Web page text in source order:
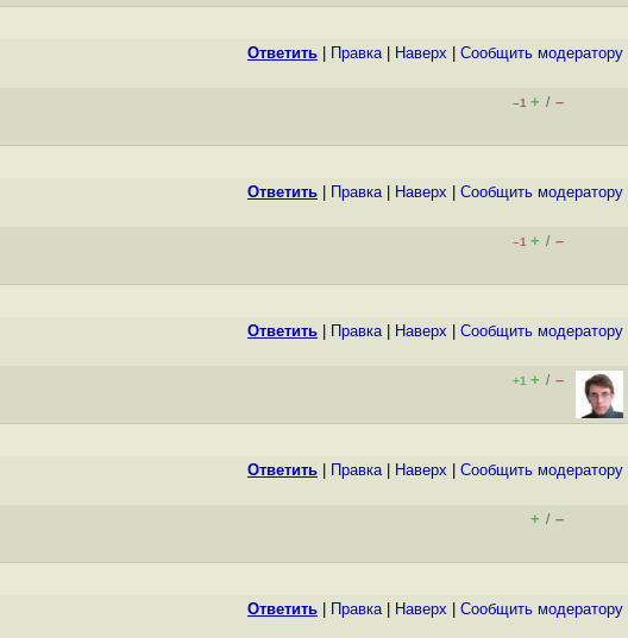
Ответить Правка| Наверх Cообщить модератору
–1 + / –
Ответить Правка| Наверх Cообщить модератору
–1 + / –
Ответить Правка| Наверх Cообщить модератору
+1 + / –
Ответить Правка| Наверх Cообщить модератору
+ / –
Ответить Правка| Наверх Cообщить модератору